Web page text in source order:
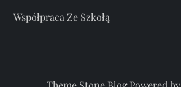
Współpraca Ze Szkołą